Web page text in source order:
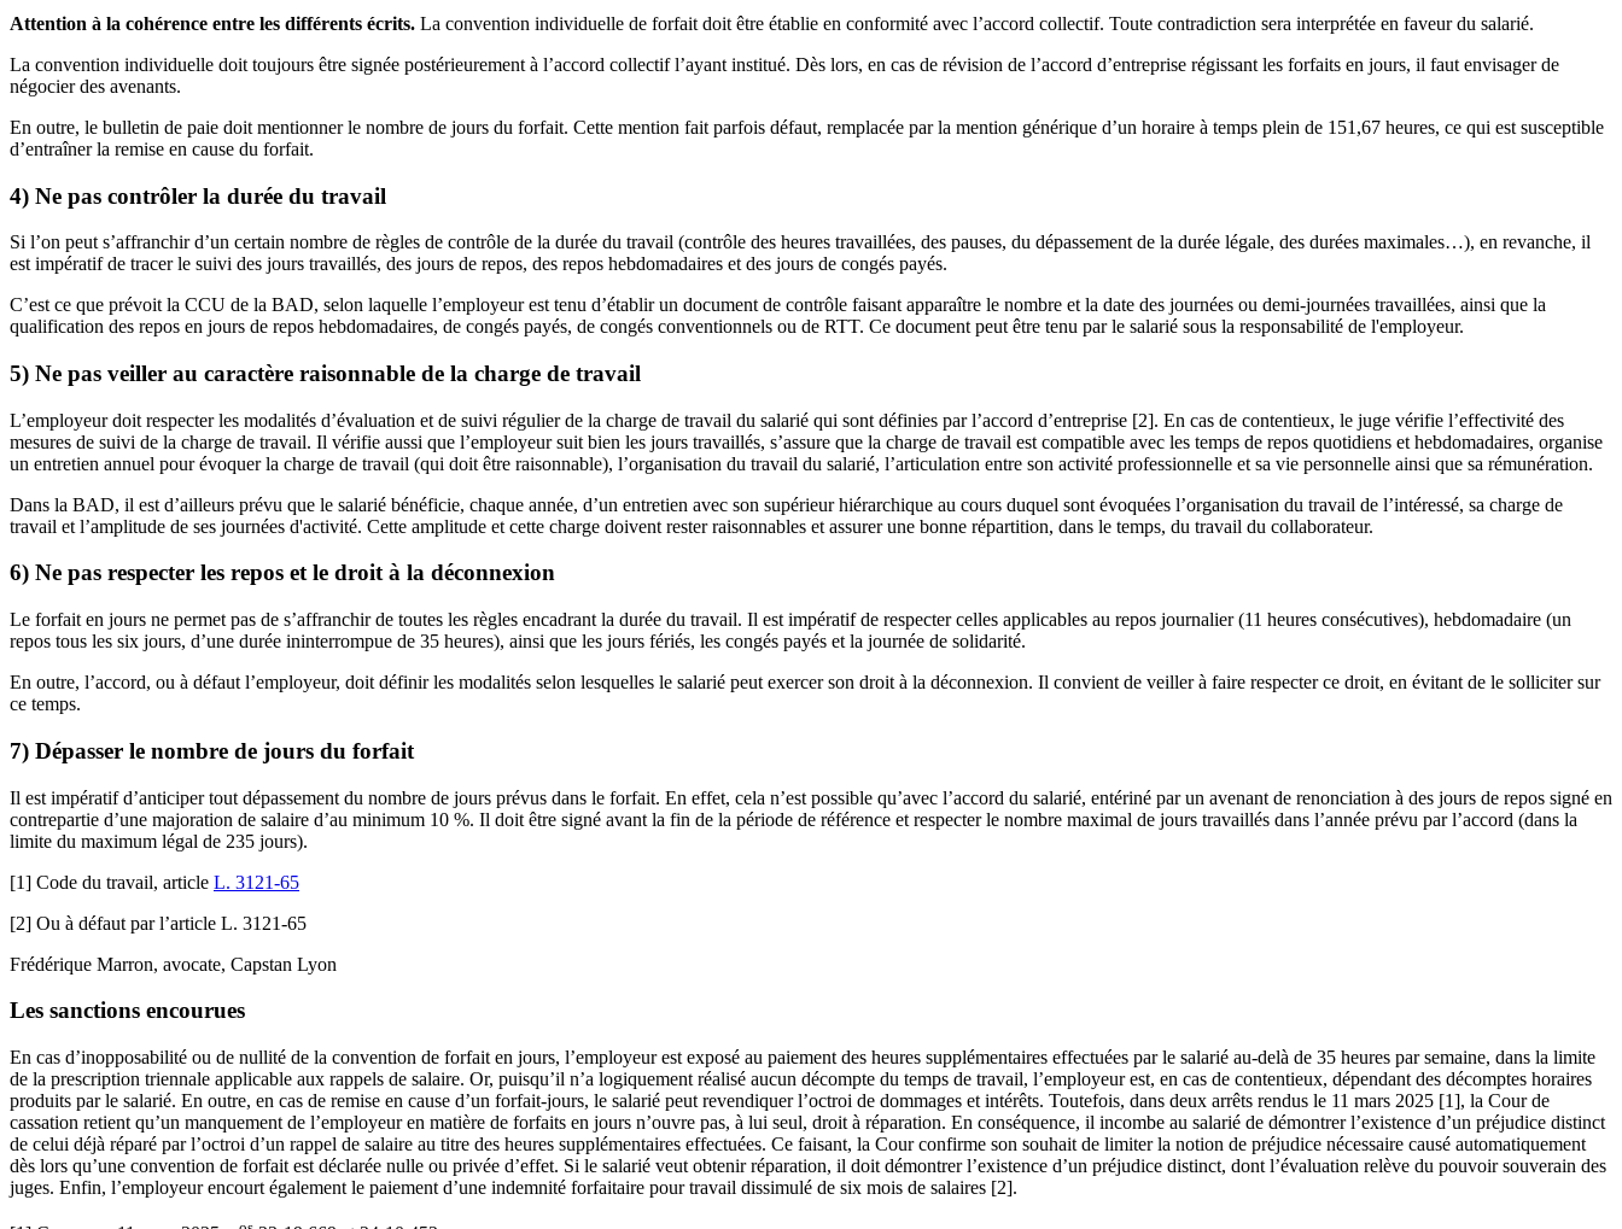
Attention à la cohérence entre les différents écrits. La convention individuelle de forfait doit être établie en conformité avec l’accord collectif. Toute contradiction sera interprétée en faveur du salarié.
La convention individuelle doit toujours être signée postérieurement à l’accord collectif l’ayant institué. Dès lors, en cas de révision de l’accord d’entreprise régissant les forfaits en jours, il faut envisager de
négocier des avenants.
En outre, le bulletin de paie doit mentionner le nombre de jours du forfait. Cette mention fait parfois défaut, remplacée par la mention générique d’un horaire à temps plein de 151,67 heures, ce qui est susceptible
d’entraîner la remise en cause du forfait.
4) Ne pas contrôler la durée du travail
Si l’on peut s’affranchir d’un certain nombre de règles de contrôle de la durée du travail (contrôle des heures travaillées, des pauses, du dépassement de la durée légale, des durées maximales…), en revanche, il
est impératif de tracer le suivi des jours travaillés, des jours de repos, des repos hebdomadaires et des jours de congés payés.
C’est ce que prévoit la CCU de la BAD, selon laquelle l’employeur est tenu d’établir un document de contrôle faisant apparaître le nombre et la date des journées ou demi-journées travaillées, ainsi que la
qualification des repos en jours de repos hebdomadaires, de congés payés, de congés conventionnels ou de RTT. Ce document peut être tenu par le salarié sous la responsabilité de l'employeur.
5) Ne pas veiller au caractère raisonnable de la charge de travail
L’employeur doit respecter les modalités d’évaluation et de suivi régulier de la charge de travail du salarié qui sont définies par l’accord d’entreprise [2]. En cas de contentieux, le juge vérifie l’effectivité des
mesures de suivi de la charge de travail. Il vérifie aussi que l’employeur suit bien les jours travaillés, s’assure que la charge de travail est compatible avec les temps de repos quotidiens et hebdomadaires, organise
un entretien annuel pour évoquer la charge de travail (qui doit être raisonnable), l’organisation du travail du salarié, l’articulation entre son activité professionnelle et sa vie personnelle ainsi que sa rémunération.
Dans la BAD, il est d’ailleurs prévu que le salarié bénéficie, chaque année, d’un entretien avec son supérieur hiérarchique au cours duquel sont évoquées l’organisation du travail de l’intéressé, sa charge de
travail et l’amplitude de ses journées d'activité. Cette amplitude et cette charge doivent rester raisonnables et assurer une bonne répartition, dans le temps, du travail du collaborateur.
6) Ne pas respecter les repos et le droit à la déconnexion
Le forfait en jours ne permet pas de s’affranchir de toutes les règles encadrant la durée du travail. Il est impératif de respecter celles applicables au repos journalier (11 heures consécutives), hebdomadaire (un
repos tous les six jours, d’une durée ininterrompue de 35 heures), ainsi que les jours fériés, les congés payés et la journée de solidarité.
En outre, l’accord, ou à défaut l’employeur, doit définir les modalités selon lesquelles le salarié peut exercer son droit à la déconnexion. Il convient de veiller à faire respecter ce droit, en évitant de le solliciter sur
ce temps.
7) Dépasser le nombre de jours du forfait
Il est impératif d’anticiper tout dépassement du nombre de jours prévus dans le forfait. En effet, cela n’est possible qu’avec l’accord du salarié, entériné par un avenant de renonciation à des jours de repos signé en
contrepartie d’une majoration de salaire d’au minimum 10 %. Il doit être signé avant la fin de la période de référence et respecter le nombre maximal de jours travaillés dans l’année prévu par l’accord (dans la
limite du maximum légal de 235 jours).
[1] Code du travail, article L. 3121-65
[2] Ou à défaut par l’article L. 3121-65
Frédérique Marron, avocate, Capstan Lyon
Les sanctions encourues
En cas d’inopposabilité ou de nullité de la convention de forfait en jours, l’employeur est exposé au paiement des heures supplémentaires effectuées par le salarié au-delà de 35 heures par semaine, dans la limite
de la prescription triennale applicable aux rappels de salaire. Or, puisqu’il n’a logiquement réalisé aucun décompte du temps de travail, l’employeur est, en cas de contentieux, dépendant des décomptes horaires
produits par le salarié. En outre, en cas de remise en cause d’un forfait-jours, le salarié peut revendiquer l’octroi de dommages et intérêts. Toutefois, dans deux arrêts rendus le 11 mars 2025 [1], la Cour de
cassation retient qu’un manquement de l’employeur en matière de forfaits en jours n’ouvre pas, à lui seul, droit à réparation. En conséquence, il incombe au salarié de démontrer l’existence d’un préjudice distinct
de celui déjà réparé par l’octroi d’un rappel de salaire au titre des heures supplémentaires effectuées. Ce faisant, la Cour confirme son souhait de limiter la notion de préjudice nécessaire causé automatiquement
dès lors qu’une convention de forfait est déclarée nulle ou privée d’effet. Si le salarié veut obtenir réparation, il doit démontrer l’existence d’un préjudice distinct, dont l’évaluation relève du pouvoir souverain des
juges. Enfin, l’employeur encourt également le paiement d’une indemnité forfaitaire pour travail dissimulé de six mois de salaires [2].